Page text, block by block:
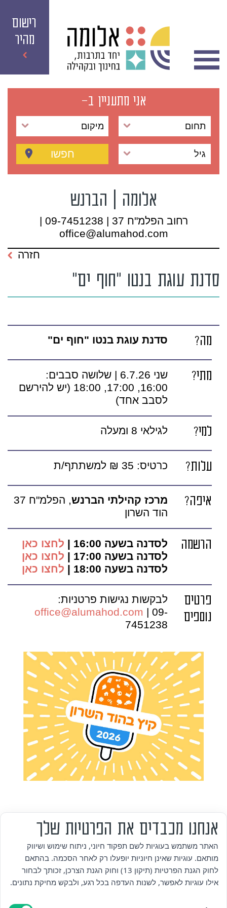
רישום
מהיר
אני מתעניין ב-
תחום מיקום
גיל חפשו
אלומה | הברנש
רחוב הפלמ"ח 37 | 09-7451238 |
office@alumahod.com
סדנת עוגת בנטו "חוף ים"
חזרה
מה? סדנת עוגת בנטו "חוף ים"
מתי?
שני 6.7.26 | שלושה סבבים:
16:00, 17:00, 18:00 (יש להירשם
לסבב אחד)
למי? לגילאי 8 ומעלה
עלות? כרטיס: 35 ₪ למשתתף/ת
איפה? מרכז קהילתי הברנש
, הפלמ"ח 37
הוד השרון
הרשמה לסדנה בשעה 16:00 |
לחצו כאן
לסדנה בשעה 17:00 |
לחצו כאן
לסדנה בשעה 18:00 |
לחצו כאן
פרטים
נוספים
לבקשות נגישות פרטניות:
office@alumahod.com | 09-
7451238
אזור אישי
מדיניות פרטיות
אנחנו מכבדים את הפרטיות שלך
האתר משתמש בעוגיות לשם תפקוד חיוני, ניתוח שימוש ושיווק
מותאם. עוגיות שאינן חיוניות יופעלו רק לאחר הסכמה. בהתאם
לחוק הגנת הפרטיות (תיקון 13) וחוק הגנת הצרכן, זכותך לבחור
אילו עוגיות לאפשר, לשנות העדפה בכל רגע, ולבקש מחיקת נתונים.